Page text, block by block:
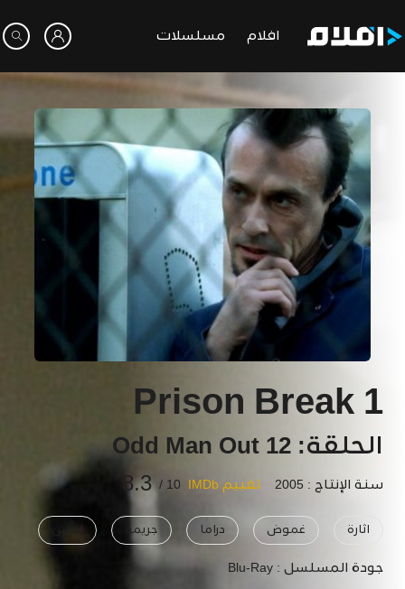
افلام مسلسلات
Prison Break 1
الحلقة: 12 Odd Man Out
سنة الإنتاج : 2005 تقييم IMDb 10 /
8.3
اثارة غموض دراما جريمة
جودة المسلسل : Blu-Ray